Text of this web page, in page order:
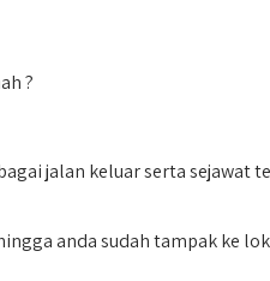
?
jalan keluar serta sejawat
anda sudah tampak ke